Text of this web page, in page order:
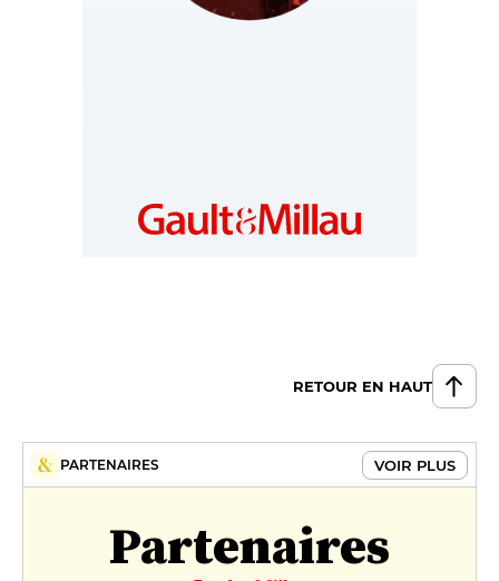
RETOUR EN HAUT
PARTENAIRES VOIR PLUS
Partenaires